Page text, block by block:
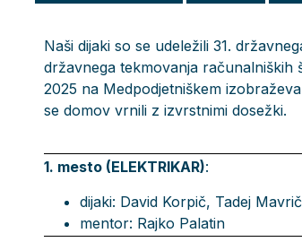
Naši dijaki so se udeležili 31.
državnega tekmovanja
2025 na Medpodjetniškem
se domov vrnili z izvrstnimi dosežki.
1. mesto (ELEKTRIKAR):
dijaki: David Korpič, Tadej
mentor: Rajko Palatin